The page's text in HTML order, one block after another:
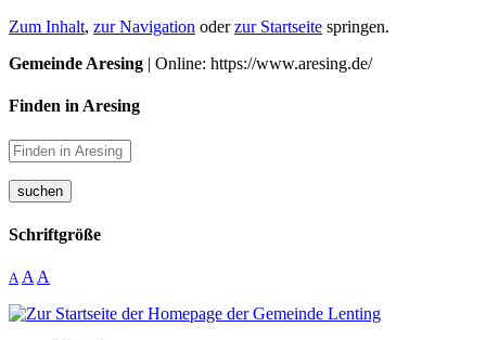
Zum Inhalt, zur Navigation oderzur Startseite springen.
Gemeinde Aresing | Online: https://www.aresing.de/
Finden in Aresing
suchen
Schriftgröße
A A A